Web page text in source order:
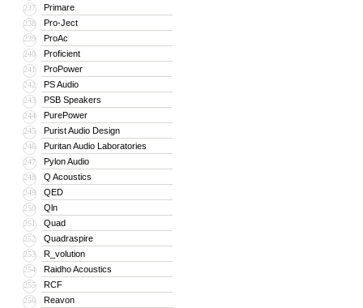
237 Primare
238 Pro-Ject
239 ProAc
240 Proficient
241 ProPower
242 PS Audio
243 PSB Speakers
244 PurePower
245 Purist Audio Design
246 Puritan Audio Laboratories
247 Pylon Audio
248 Q Acoustics
249 QED
250 Qln
251 Quad
252 Quadraspire
253 R_volution
254 Raidho Acoustics
255 RCF
256 Reavon